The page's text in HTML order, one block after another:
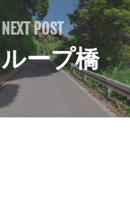
NEXT POST
ループ橋